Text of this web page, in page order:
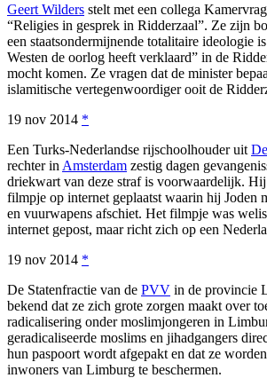
Geert Wilders stelt met een collega
“Religies in gesprek in Ridderzaal”. Ze zijn
een staatsondermijnende totalitaire ideologie
Westen de oorlog heeft verklaard” in de
mocht komen. Ze vragen dat de minister
islamitische vertegenwoordiger ooit de
19 nov 2014 *
Een Turks-Nederlandse rijschoolhouder uit
rechter in Amsterdam zestig dagen
driekwart van deze straf is voorwaardelijk.
filmpje op internet geplaatst waarin hij Joden
en vuurwapens afschiet. Het filmpje was
internet gepost, maar richt zich op een
19 nov 2014 *
De Statenfractie van de PVV in de provincie
bekend dat ze zich grote zorgen maakt over
radicalisering onder moslimjongeren in
geradicaliseerde moslims en jihadgangers
hun paspoort wordt afgepakt en dat ze
inwoners van Limburg te beschermen.